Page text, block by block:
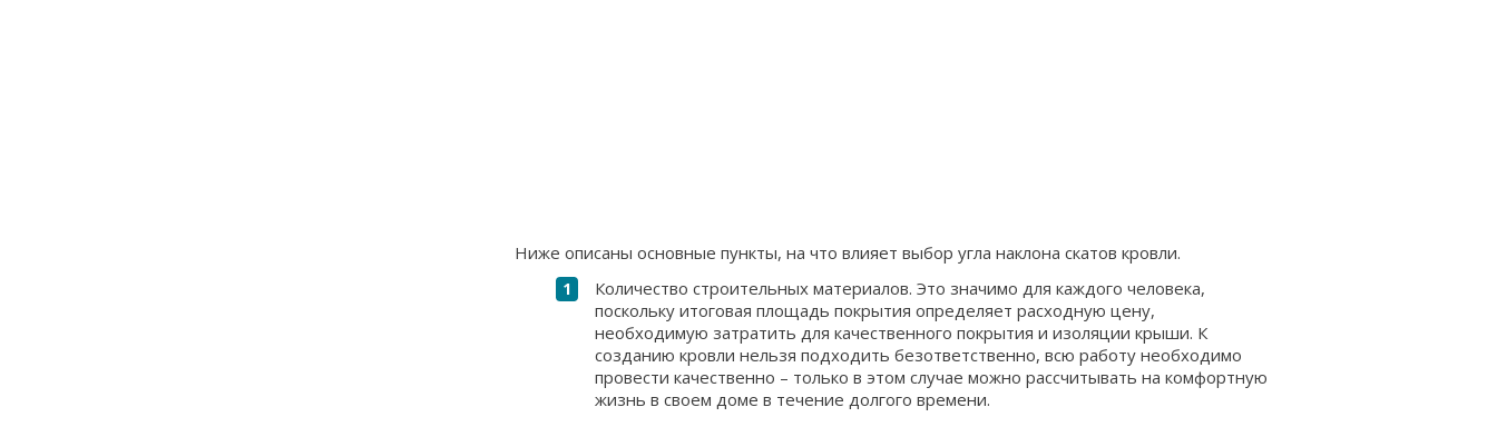
Ниже описаны основные пункты, на что влияет выбор угла наклона скатов кровли.
Количество строительных материалов. Это значимо для каждого человека,
поскольку итоговая площадь покрытия определяет расходную цену,
необходимую затратить для качественного покрытия и изоляции крыши. К
созданию кровли нельзя подходить безответственно, всю работу необходимо
провести качественно – только в этом случае можно рассчитывать на комфортную
жизнь в своем доме в течение долгого времени.